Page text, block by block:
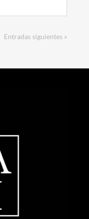
Entradas siguientes »